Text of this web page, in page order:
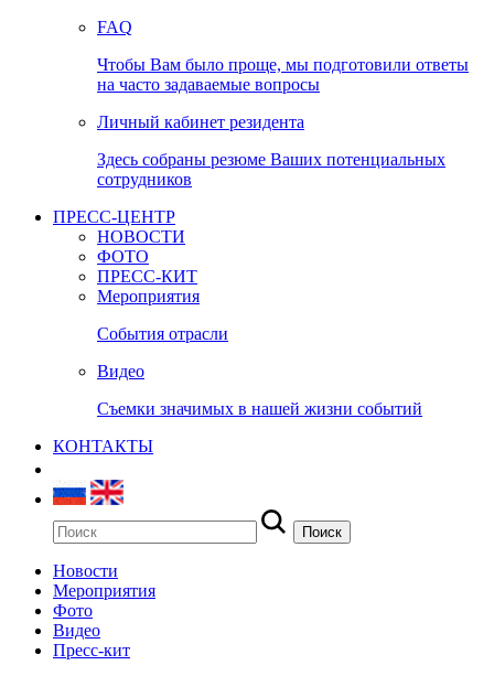
FAQ
Чтобы Вам было проще, мы подготовили ответы
на часто задаваемые вопросы
Личный кабинет резидента
Здесь собраны резюме Ваших потенциальных
сотрудников
ПРЕСС-ЦЕНТР
НОВОСТИ
ФОТО
ПРЕСС-КИТ
Мероприятия
События отрасли
Видео
Съемки значимых в нашей жизни событий
КОНТАКТЫ
Новости
Мероприятия
Фото
Видео
Пресс-кит